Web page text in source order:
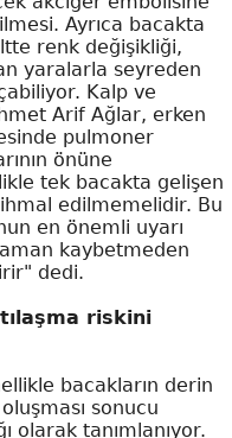
Ayrıca bacakta
renk değişikliği,
yaralarla seyreden
Kalp ve
Arif Ağlar, erken
pulmoner
önüne
tek bacakta gelişen
edilmemelidir. Bu
en önemli uyarı
kaybetmeden
dedi.
riskini
bacakların derin
sonucu
olarak tanımlanıyor.